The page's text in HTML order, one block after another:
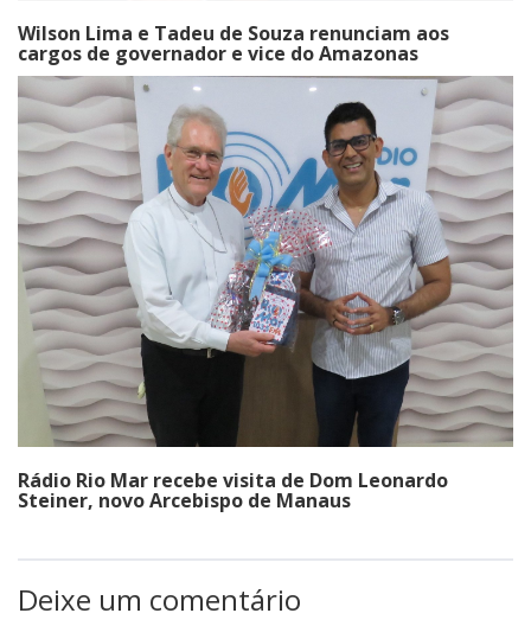
Wilson Lima e Tadeu de Souza renunciam aos
cargos de governador e vice do Amazonas
Rádio Rio Mar recebe visita de Dom Leonardo
Steiner, novo Arcebispo de Manaus
Deixe um comentário